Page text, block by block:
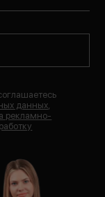
данных
рекламно-